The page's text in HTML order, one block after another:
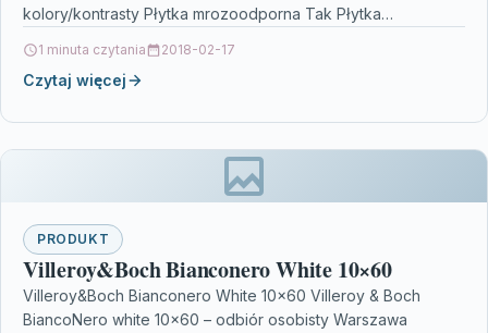
kolory/kontrasty Płytka mrozoodporna Tak Płytka
1 minuta czytania 2018-02-17
Czytaj więcej
PRODUKT
Villeroy&Boch Bianconero White 10×60
Villeroy&Boch Bianconero White 10×60 Villeroy & Boch
BiancoNero white 10×60 – odbiór osobisty Warszawa